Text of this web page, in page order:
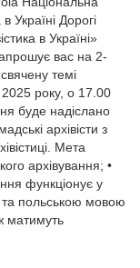
Україні Дорогі
в Україні»
вас на 2-
темі
року, о 17.00
буде надіслано
архівісти з
Мета
архівування; •
функціонує у
та польською мовою
матимуть